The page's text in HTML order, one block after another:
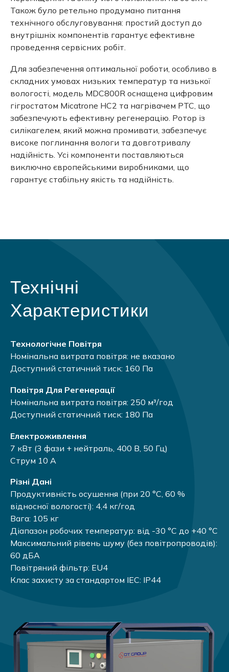
Також було ретельно продумано питання
технічного обслуговування: простий доступ до
внутрішніх компонентів гарантує ефективне
проведення сервісних робіт.
Для забезпечення оптимальної роботи, особливо в
складних умовах низьких температур та низької
вологості, модель MDC800R оснащена цифровим
гігростатом Micatrone HC2 та нагрівачем PTC, що
забезпечують ефективну регенерацію. Ротор із
силікагелем, який можна промивати, забезпечує
високе поглинання вологи та довготривалу
надійність. Усі компоненти поставляються
виключно європейськими виробниками, що
гарантує стабільну якість та надійність.
Технічні
Характеристики
Технологічне Повітря
Номінальна витрата повітря: не вказано
Доступний статичний тиск: 160 Па
Повітря Для Регенерації
Номінальна витрата повітря: 250 м³/год
Доступний статичний тиск: 180 Па
Електроживлення
7 кВт (3 фази + нейтраль, 400 В, 50 Гц)
Струм 10 А
Різні Дані
Продуктивність осушення (при 20 °C, 60 %
відносної вологості): 4,4 кг/год
Вага: 105 кг
Діапазон робочих температур: від -30 °C до +40 °C
Максимальний рівень шуму (без повітропроводів):
60 дБА
Повітряний фільтр: EU4
Клас захисту за стандартом IEC: IP44